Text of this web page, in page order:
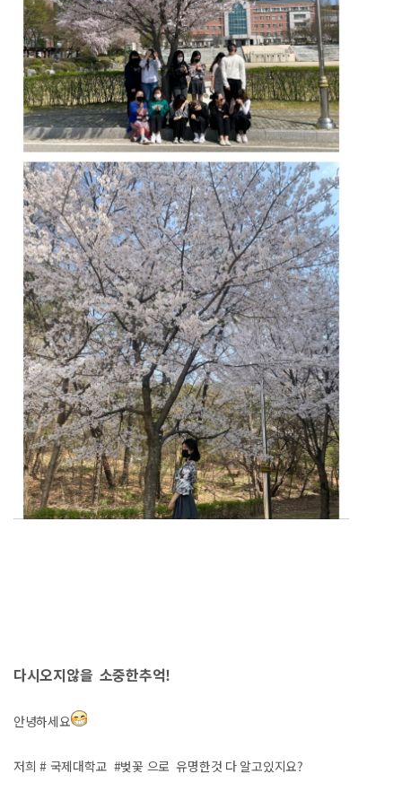
다시오지않을 소중한추억!
안녕하세요
저희 # 국제대학교 #벚꽃 으로 유명한것 다 알고있지요?